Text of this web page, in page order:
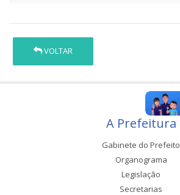
VOLTAR
A Prefeitura
Gabinete do Prefeito
Organograma
Legislação
Secretarias